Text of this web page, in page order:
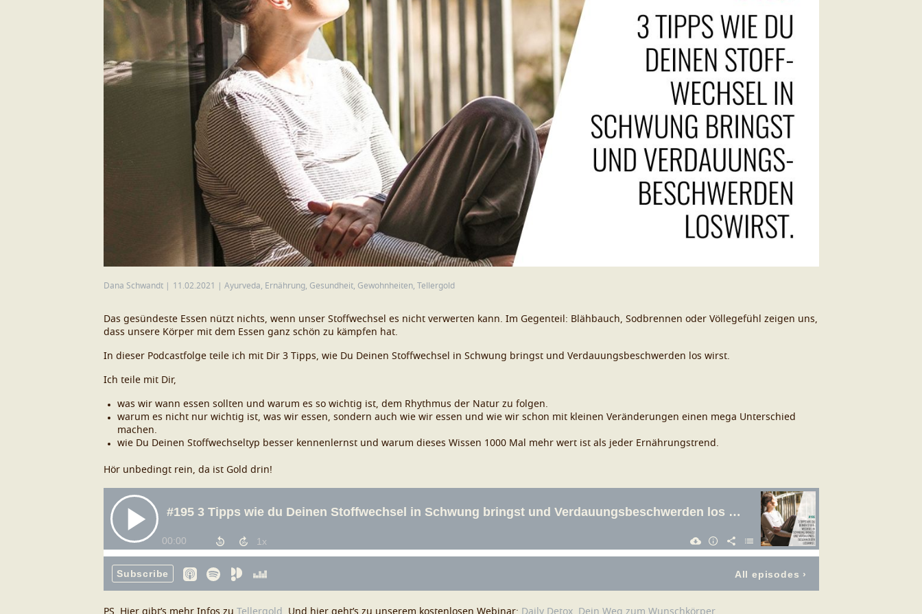
Dana Schwandt 11.02.2021 Ayurveda Ernährung Gesundheit Gewohnheiten Tellergold
Das gesündeste Essen nützt nichts, wenn unser Stoffwechsel es nicht verwerten kann. Im Gegenteil: Blähbauch, Sodbrennen oder Völlegefühl zeigen uns,
dass unsere Körper mit dem Essen ganz schön zu kämpfen hat.
In dieser Podcastfolge teile ich mit Dir 3 Tipps, wie Du Deinen Stoffwechsel in Schwung bringst und Verdauungsbeschwerden los wirst.
Ich teile mit Dir,
was wir wann essen sollten und warum es so wichtig ist, dem Rhythmus der Natur zu folgen.
warum es nicht nur wichtig ist, was wir essen, sondern auch wie wir essen und wie wir schon mit kleinen Veränderungen einen mega Unterschied
machen.
wie Du Deinen Stoffwechseltyp besser kennenlernst und warum dieses Wissen 1000 Mal mehr wert ist als jeder Ernährungstrend.
Hör unbedingt rein, da ist Gold drin!
PS. Hier gibt’s mehr Infos zu Tellergold . Und hier geht’s zu unserem kostenlosen Webinar: Daily Detox. Dein Weg zum Wunschkörper